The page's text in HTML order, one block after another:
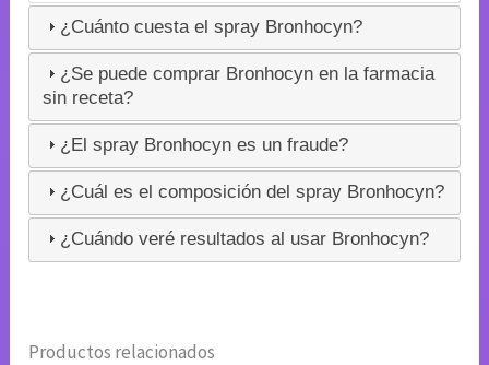
¿Cuánto cuesta el spray Bronhocyn?
¿Se puede comprar Bronhocyn en la farmacia
sin receta?
¿El spray Bronhocyn es un fraude?
¿Cuál es el composición del spray Bronhocyn?
¿Cuándo veré resultados al usar Bronhocyn?
Productos relacionados